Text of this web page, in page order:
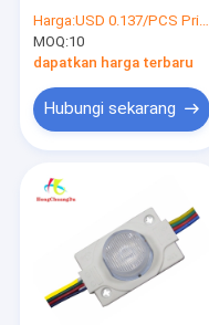
Strip LED Fleksibel
Strip dipimpin kaku
Modul Jalur LED
Modul LED tahan air
Modul LED tunggal
Ruangan Kecerahan
Tinggi
Harga:USD 0.137/PCS Price negotiable
MOQ:10
dapatkan harga terbaru
Hubungi sekarang